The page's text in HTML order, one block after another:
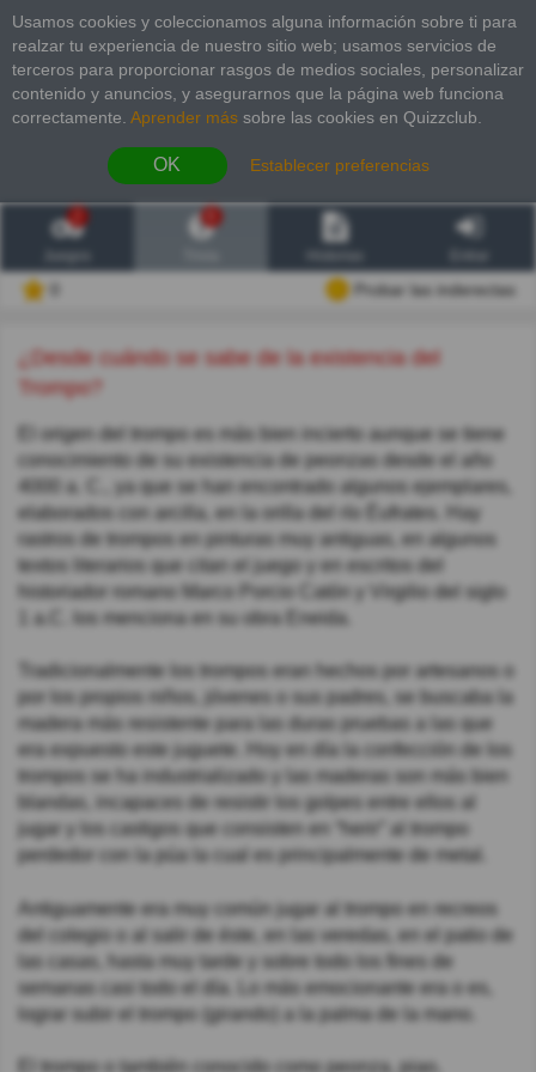
Usamos cookies y coleccionamos alguna información sobre ti para
realzar tu experiencia de nuestro sitio web; usamos servicios de
terceros para proporcionar rasgos de medios sociales, personalizar
contenido y anuncios, y asegurarnos que la página web funciona
correctamente. Aprender más sobre las cookies en Quizzclub.
OK Establecer preferencias
2
Probar las inderectas
¿Desde cuándo se sabe de la existencia del
Trompo?
El origen del trompo es más bien incierto aunque se tiene
conocimiento de su existencia de peonzas desde el año
4000 a. C., ya que se han encontrado algunos ejemplares,
elaborados con arcilla, en la orilla del río Éufrates. Hay
rastros de trompos en pinturas muy antiguas, en algunos
textos literarios que citan el juego y en escritos del
historiador romano Marco Porcio Catón y Virgilio del siglo
1 a.C. los menciona en su obra Eneida.
Tradicionalmente los trompos eran hechos por artesanos o
por los propios niños, jóvenes o sus padres, se buscaba la
madera más resistente para las duras pruebas a las que
era expuesto este juguete. Hoy en día la confección de los
trompos se ha industrializado y las maderas son más bien
blandas, incapaces de resistir los golpes entre ellos al
jugar y los castigos que consisten en “herir” al trompo
perdedor con la púa la cual es principalmente de metal.
Antiguamente era muy común jugar al trompo en recreos
del colegio o al salir de éste, en las veredas, en el patio de
las casas, hasta muy tarde y sobre todo los fines de
semanas casi todo el día. Lo más emocionante era o es,
lograr subir el trompo (girando) a la palma de la mano.
El trompo o también conocido como peonza, piao,